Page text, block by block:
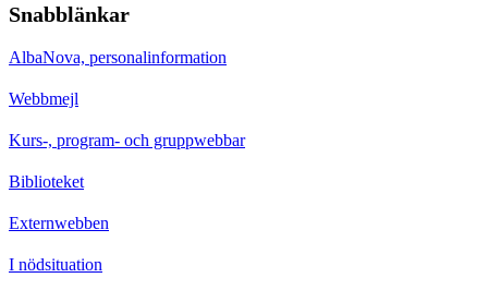
Snabblänkar
AlbaNova, personalinformation
Webbmejl
Kurs-, program- och gruppwebbar
Biblioteket
Externwebben
I nödsituation